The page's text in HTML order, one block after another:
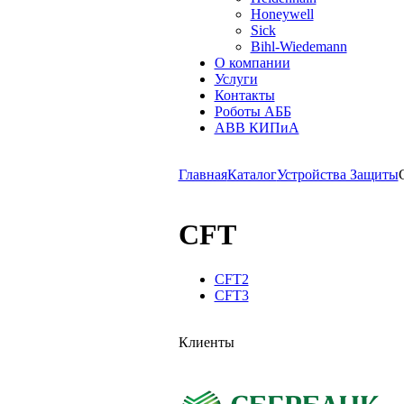
Honeywell
Sick
Bihl-Wiedemann
О компании
Услуги
Контакты
Роботы АББ
ABB КИПиА
ГлавнаяКаталогУстройства Защиты
CFT
CFT2
CFT3
Клиенты